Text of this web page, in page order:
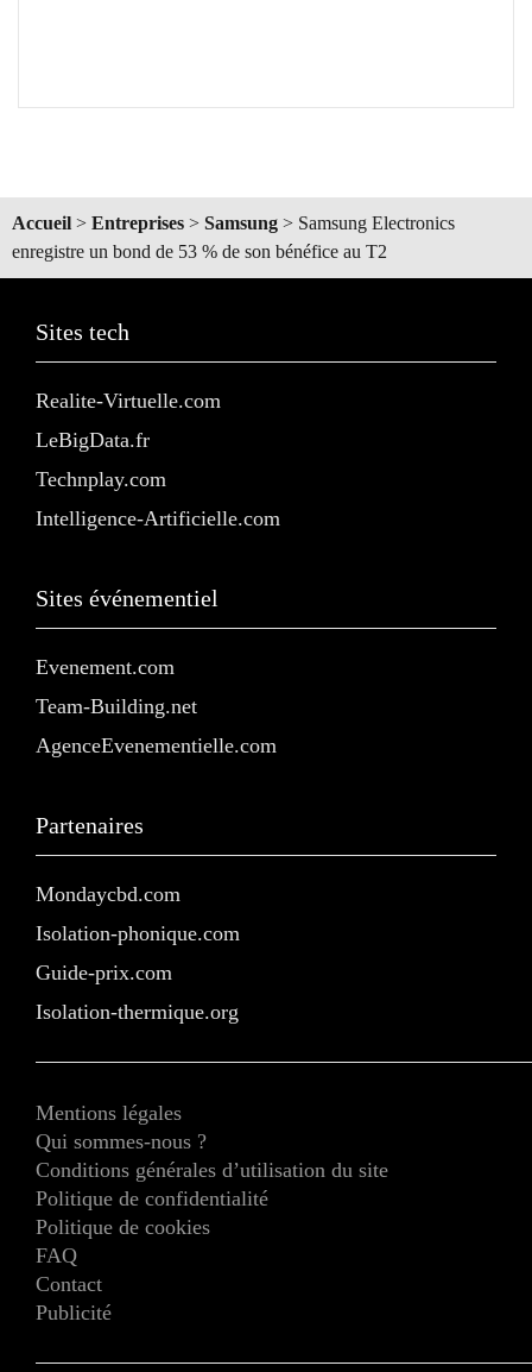
Accueil > Entreprises > Samsung > Samsung Electronics
enregistre un bond de 53 % de son bénéfice au T2
Sites tech
Realite-Virtuelle.com
LeBigData.fr
Technplay.com
Intelligence-Artificielle.com
Sites événementiel
Evenement.com
Team-Building.net
AgenceEvenementielle.com
Partenaires
Mondaycbd.com
Isolation-phonique.com
Guide-prix.com
Isolation-thermique.org
Mentions légales
Qui sommes-nous ?
Conditions générales d’utilisation du site
Politique de confidentialité
Politique de cookies
FAQ
Contact
Publicité